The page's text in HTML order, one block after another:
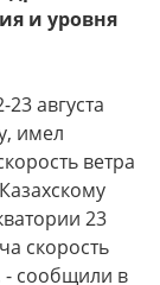
и уровня
августа
имел
ветра
23
скорость
- сообщили в